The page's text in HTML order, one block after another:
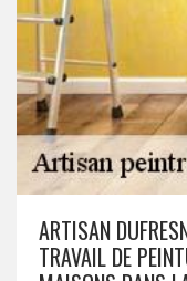
ARTISAN
TRAVAIL DE